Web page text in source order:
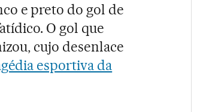
e preto do gol de
O gol que
cujo desenlace
esportiva da